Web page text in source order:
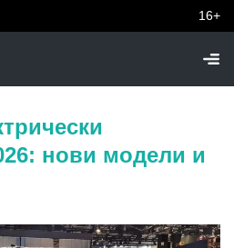
16+
нови модели и